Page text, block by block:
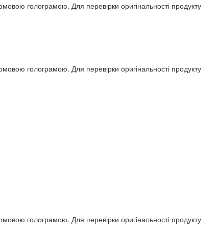
голограмою. Для перевірки оригінальності продукту
голограмою. Для перевірки оригінальності продукту
голограмою. Для перевірки оригінальності продукту